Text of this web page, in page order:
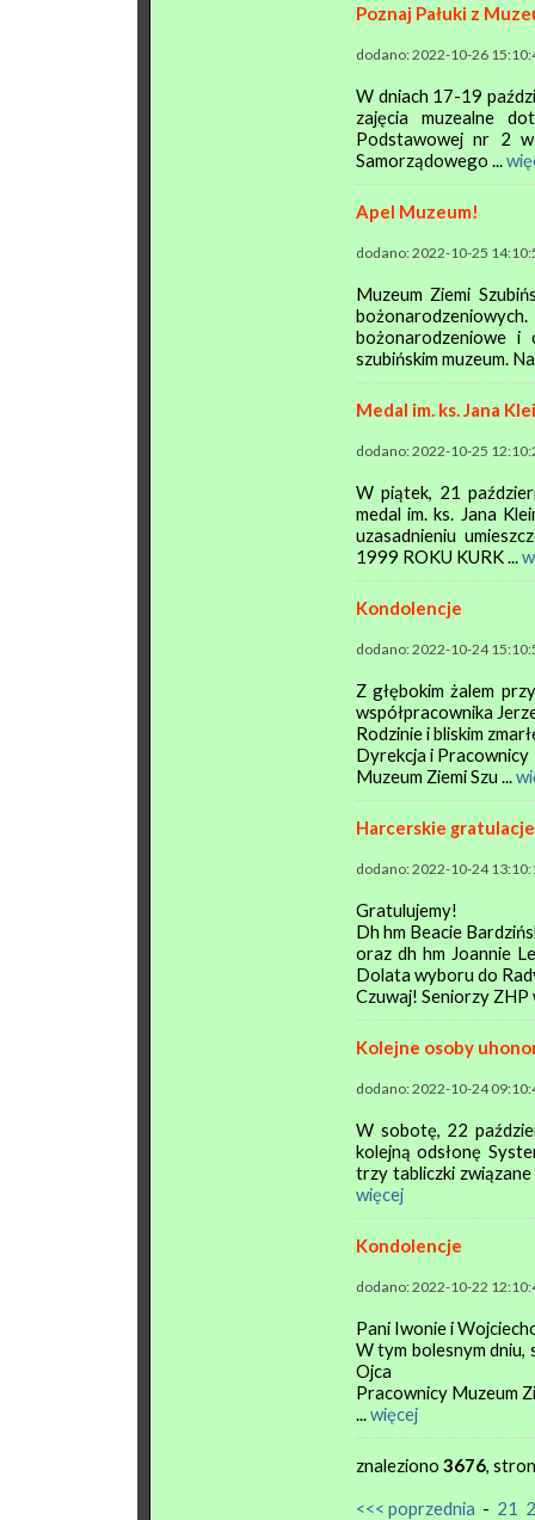
Poznaj Pałuki z
dodano: 2022-10-26
W dniach 17-19
zajęcia muzealne
Podstawowej nr 2
Samorządowego ...
Apel Muzeum!
dodano: 2022-10-25
Muzeum Ziemi
bożonarodzeniowe i
szubińskim muzeum.
Medal im. ks. Jana
dodano: 2022-10-25
W piątek, 21
medal im. ks. Jana
uzasadnieniu
1999 ROKU KURK ...
Kondolencje
dodano: 2022-10-24
Z głębokim żalem
współpracownika
Rodzinie i bliskim
Dyrekcja i Pracownicy
Muzeum Ziemi Szu ...
Harcerskie
dodano: 2022-10-24
Gratulujemy!
Dh hm Beacie
oraz dh hm Joannie
Dolata wyboru do
Czuwaj! Seniorzy ZHP
Kolejne osoby
dodano: 2022-10-24
W sobotę, 22
kolejną odsłonę
trzy tabliczki związane
więcej
Kondolencje
dodano: 2022-10-22
Pani Iwonie i
W tym bolesnym dniu,
Ojca
Pracownicy Muzeum
...więcej
znaleziono 3676,
<<< poprzednia - 21